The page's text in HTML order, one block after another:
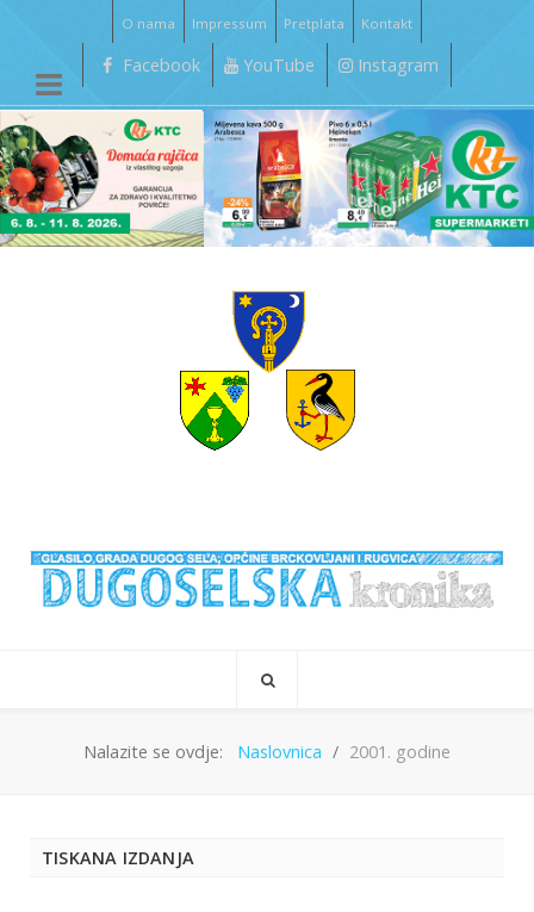
O nama Impressum Pretplata Kontakt
Facebook YouTube Instagram
Nalazite se ovdje: Naslovnica 2001. godine
TISKANA IZDANJA